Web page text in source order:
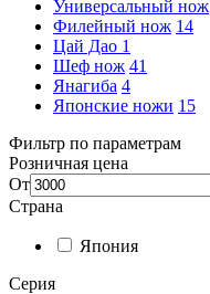
Универсальный нож
Филейный нож 14
Цай Дао 1
Шеф нож 41
Янагиба 4
Японские ножи 15
Фильтр по параметрам
Розничная цена
От
Страна
Япония
Серия